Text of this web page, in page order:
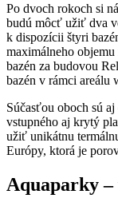
Po dvoch rokoch si
budú môcť užiť dva
k dispozícii štyri
maximálneho
bazén za budovou
bazén v rámci areálu
Súčasťou oboch sú
vstupného aj krytý
užiť unikátnu
Európy, ktorá je
Aquaparky –